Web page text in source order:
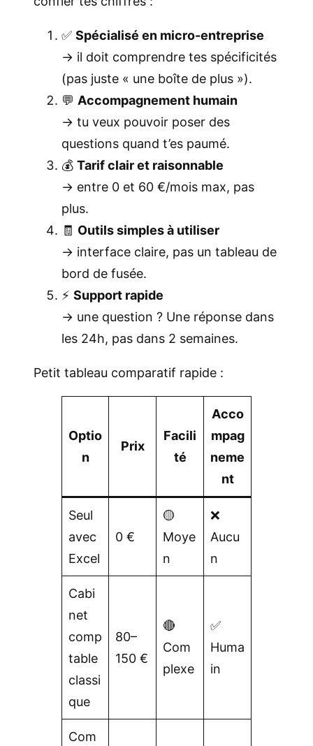
✅ Spécialisé en micro-entreprise
→ il doit comprendre tes spécificités
(pas juste « une boîte de plus »).
💬 Accompagnement humain
→ tu veux pouvoir poser des
questions quand t’es paumé.
💰 Tarif clair et raisonnable
→ entre 0 et 60 €/mois max, pas
plus.
🧾 Outils simples à utiliser
→ interface claire, pas un tableau de
bord de fusée.
⚡ Support rapide
→ une question ? Une réponse dans
les 24h, pas dans 2 semaines.
Petit tableau comparatif rapide :
Optio
n
Prix
Facili
té
Acco
mpag
neme
nt
Seul
avec
Excel
0 €
🟡
Moye
n
❌
Aucu
n
Cabi
net
comp
table
classi
que
80–
150 €
🔴
Com
plexe
✅
Huma
in
Com